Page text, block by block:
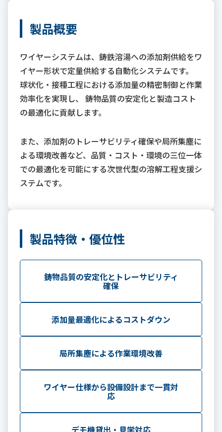
製品概要
ワイヤーシステムは、鋳鉄溶湯への添加剤供給をワ
イヤー形状で定量供給する自動化システムです。
球状化・接種工程における添加量の精密制御と作業
効率化を実現し、 鋳物品質の安定化と製造コスト
の最適化に貢献します。
また、添加剤のトレーサビリティ確保や局所集塵に
よる環境改善など、品質・コスト・環境の三位一体
での最適化を可能にする次世代型の溶解工程支援シ
ステムです。
製品特徴・優位性
鋳物品質の安定化とトレーサビリティ
確保
添加量最適化によるコストダウン
局所集塵による作業環境改善
ワイヤー仕様から設備設計まで一貫対
応
デモ機貸出・見学対応